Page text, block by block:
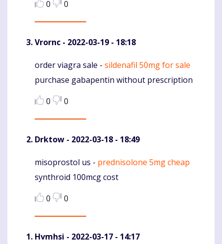
0 0
Vrornc - 2022-03-19 - 18:18
Komentaras
order viagra sale - sildenafil 50mg for sale
purchase gabapentin without prescription
0
0
Drktow - 2022-03-18 - 18:49
Komentaras
misoprostol us - prednisolone 5mg cheap
synthroid 100mcg cost
0
0
Hvmhsi - 2022-03-17 - 14:17